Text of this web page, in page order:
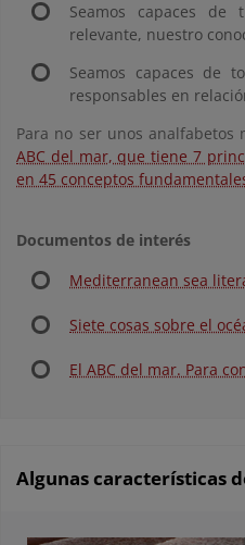
Seamos capaces
relevante, nuestro
Seamos capaces de
responsables en
Para no ser unos analfabetos
ABC del mar, que tiene 7
en 45 conceptos
Documentos de interés
Mediterranean sea
Siete cosas sobre el
El ABC del mar. Para
Algunas características